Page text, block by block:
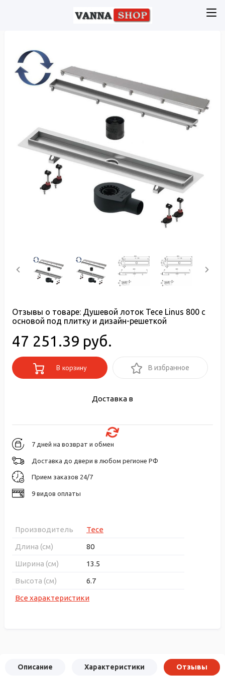
Отзывы о товаре: Душевой лоток Tece Linus 800 с
основой под плитку и дизайн-решеткой
47 251.39 руб.
В корзину В избранное
Доставка в
7 дней на возврат и обмен
Доставка до двери в любом регионе РФ
Прием заказов 24/7
9 видов оплаты
Производитель
Tece
Длина (см)
80
Ширина (см)
13.5
Высота (см)
6.7
Все характеристики
Описание Характеристики Отзывы